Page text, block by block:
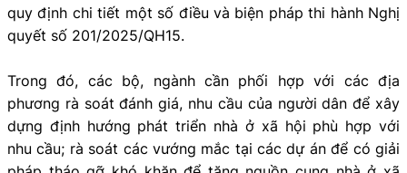
quy định chi tiết một số điều và biện pháp thi hành Nghị
quyết số 201/2025/QH15.
Trong đó, các bộ, ngành cần phối hợp với các địa
phương rà soát đánh giá, nhu cầu của người dân để xây
dựng định hướng phát triển nhà ở xã hội phù hợp với
nhu cầu; rà soát các vướng mắc tại các dự án để có giải